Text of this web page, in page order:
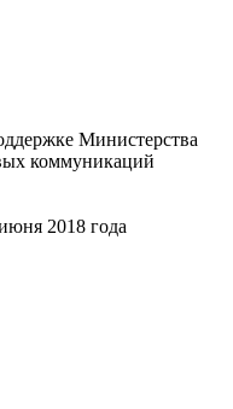
Министерства
коммуникаций
2018 года